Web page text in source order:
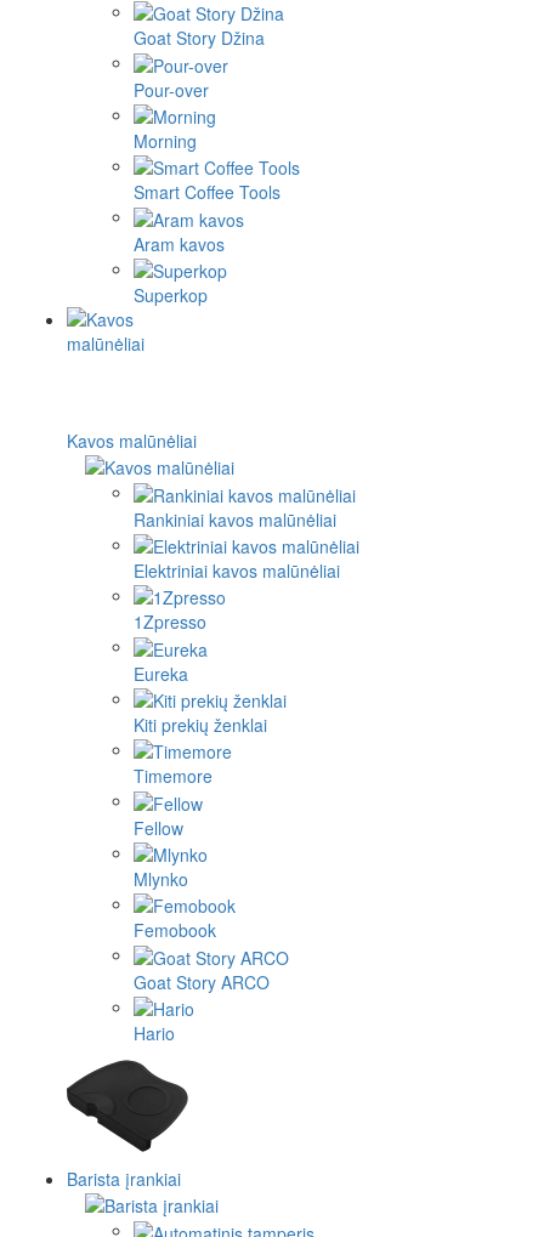
Goat Story Džina
Pour-over
Morning
Smart Coffee Tools
Aram kavos
Superkop
Kavos malūnėliai
Rankiniai kavos malūnėliai
Elektriniai kavos malūnėliai
1Zpresso
Eureka
Kiti prekių ženklai
Timemore
Fellow
Mlynko
Femobook
Goat Story ARCO
Hario
Barista įrankiai